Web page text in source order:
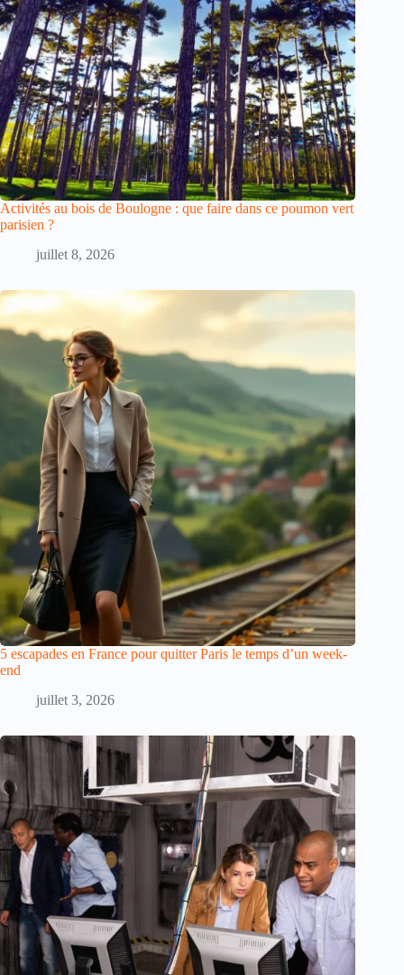
Activités au bois de Boulogne : que faire dans ce poumon vert
parisien ?
juillet 8, 2026
5 escapades en France pour quitter Paris le temps d’un week-
end
juillet 3, 2026